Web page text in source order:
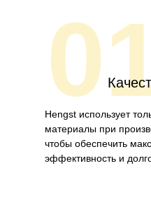
Hengst использует
материалы при
чтобы обеспечить
эффективность и